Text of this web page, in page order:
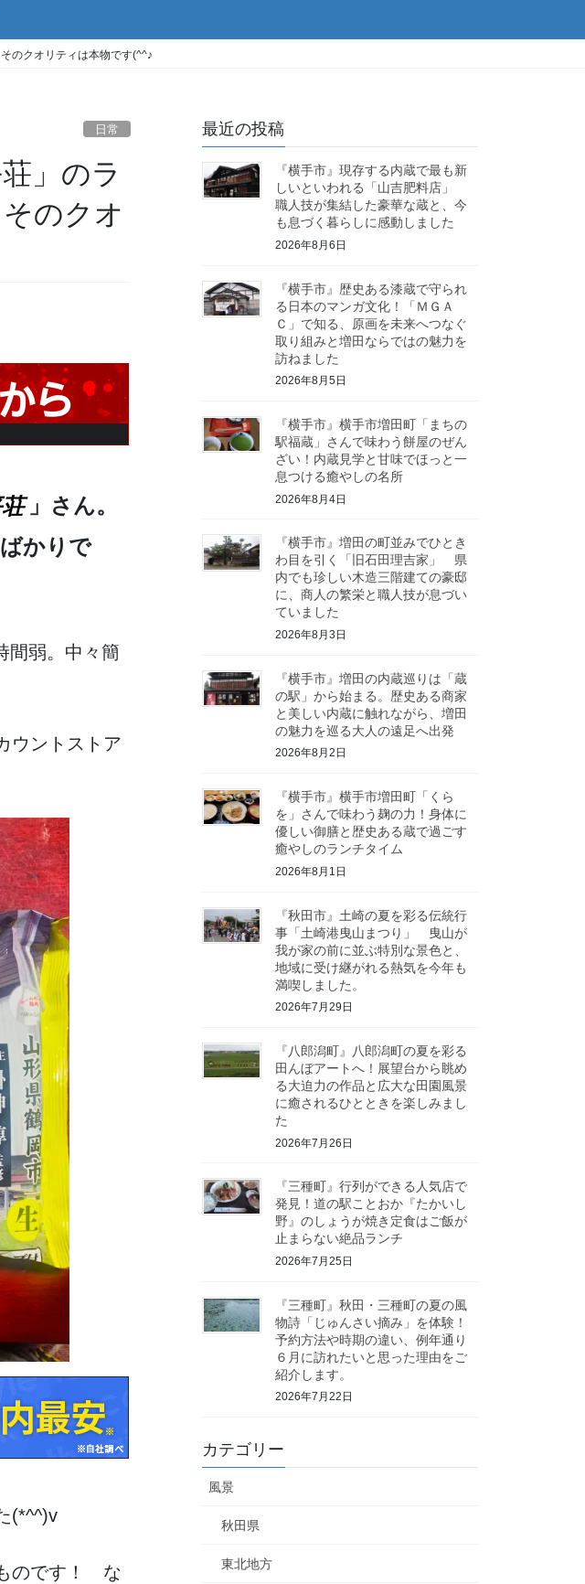
のクオリティは本物です(^^♪
日常
」のラ
のクオ
」さん。
かりで
間弱。中々簡
ウントストア
(*^^)v
のです！ な
最近の投稿
『横手市』現存する内蔵で最も新
しいといわれる「山吉肥料店」
職人技が集結した豪華な蔵と、今
も息づく暮らしに感動しました
2026年8月6日
『横手市』歴史ある漆蔵で守られ
る日本のマンガ文化！「ＭＧＡ
Ｃ」で知る、原画を未来へつなぐ
取り組みと増田ならではの魅力を
訪ねました
2026年8月5日
『横手市』横手市増田町「まちの
駅福蔵」さんで味わう餅屋のぜん
ざい！内蔵見学と甘味でほっと一
息つける癒やしの名所
2026年8月4日
『横手市』増田の町並みでひとき
わ目を引く「旧石田理吉家」 県
内でも珍しい木造三階建ての豪邸
に、商人の繁栄と職人技が息づい
ていました
2026年8月3日
『横手市』増田の内蔵巡りは「蔵
の駅」から始まる。歴史ある商家
と美しい内蔵に触れながら、増田
の魅力を巡る大人の遠足へ出発
2026年8月2日
『横手市』横手市増田町「くら
を」さんで味わう麹の力！身体に
優しい御膳と歴史ある蔵で過ごす
癒やしのランチタイム
2026年8月1日
『秋田市』土崎の夏を彩る伝統行
事「土崎港曳山まつり」 曳山が
我が家の前に並ぶ特別な景色と、
地域に受け継がれる熱気を今年も
満喫しました。
2026年7月29日
『八郎潟町』八郎潟町の夏を彩る
田んぼアートへ！展望台から眺め
る大迫力の作品と広大な田園風景
に癒されるひとときを楽しみまし
た
2026年7月26日
『三種町』行列ができる人気店で
発見！道の駅ことおか『たかいし
野』のしょうが焼き定食はご飯が
止まらない絶品ランチ
2026年7月25日
『三種町』秋田・三種町の夏の風
物詩「じゅんさい摘み」を体験！
予約方法や時期の違い、例年通り
６月に訪れたいと思った理由をご
紹介します。
2026年7月22日
カテゴリー
風景
秋田県
東北地方